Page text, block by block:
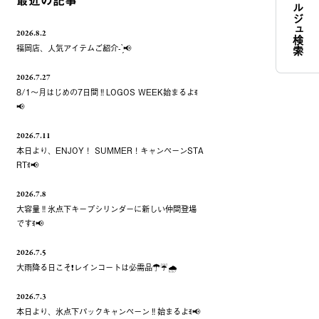
2026.8.2
福岡店、人気アイテムご紹介- ̗̀📢
2026.7.27
8/1～月はじめの7日間‼️LOGOS WEEK始まるよꉂ
📢
2026.7.11
本日より、ENJOY！ SUMMER！キャンペーンSTA
RTꉂ📢
2026.7.8
大容量‼️氷点下キープシリンダーに新しい仲間登場
ですꉂ📢
2026.7.5
大雨降る日こそ❗️レインコートは必需品☂️☔️🌧
2026.7.3
本日より、氷点下パックキャンペーン‼️始まるよꉂ📢